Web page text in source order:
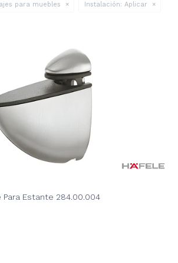
para muebles Instalación: Aplicar
Estante 284.00.004